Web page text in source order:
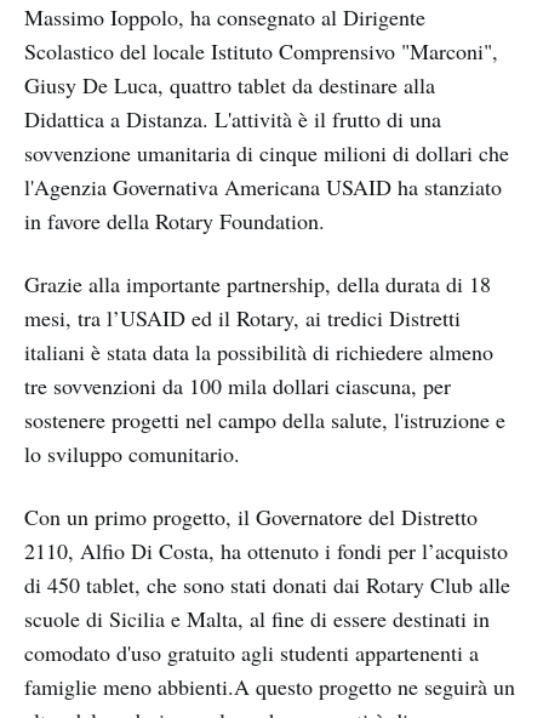
Massimo Ioppolo, ha consegnato al Dirigente
Scolastico del locale Istituto Comprensivo "Marconi",
Giusy De Luca, quattro tablet da destinare alla
Didattica a Distanza. L'attività è il frutto di una
sovvenzione umanitaria di cinque milioni di dollari che
l'Agenzia Governativa Americana USAID ha stanziato
in favore della Rotary Foundation.
Grazie alla importante partnership, della durata di 18
mesi, tra l’USAID ed il Rotary, ai tredici Distretti
italiani è stata data la possibilità di richiedere almeno
tre sovvenzioni da 100 mila dollari ciascuna, per
sostenere progetti nel campo della salute, l'istruzione e
lo sviluppo comunitario.
Con un primo progetto, il Governatore del Distretto
2110, Alfio Di Costa, ha ottenuto i fondi per l’acquisto
di 450 tablet, che sono stati donati dai Rotary Club alle
scuole di Sicilia e Malta, al fine di essere destinati in
comodato d'uso gratuito agli studenti appartenenti a
famiglie meno abbienti.A questo progetto ne seguirà un